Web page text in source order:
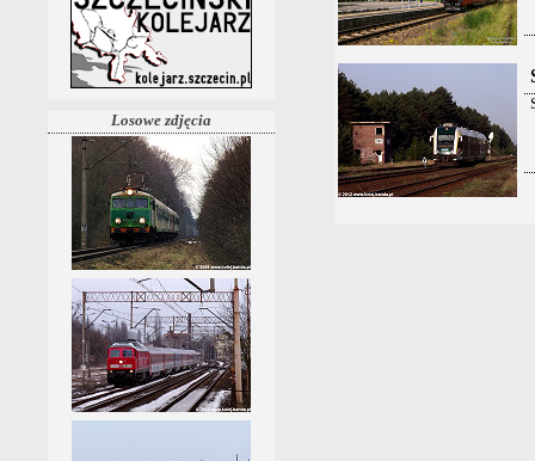
Losowe zdjęcia